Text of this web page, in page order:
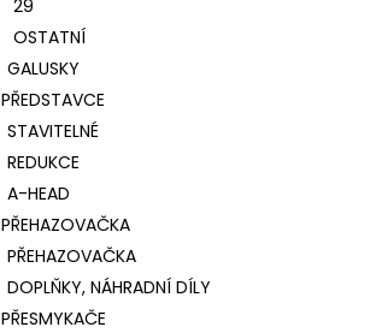
29
OSTATNÍ
GALUSKY
PŘEDSTAVCE
STAVITELNÉ
REDUKCE
A-HEAD
PŘEHAZOVAČKA
PŘEHAZOVAČKA
DOPLŇKY, NÁHRADNÍ DÍLY
PŘESMYKAČE